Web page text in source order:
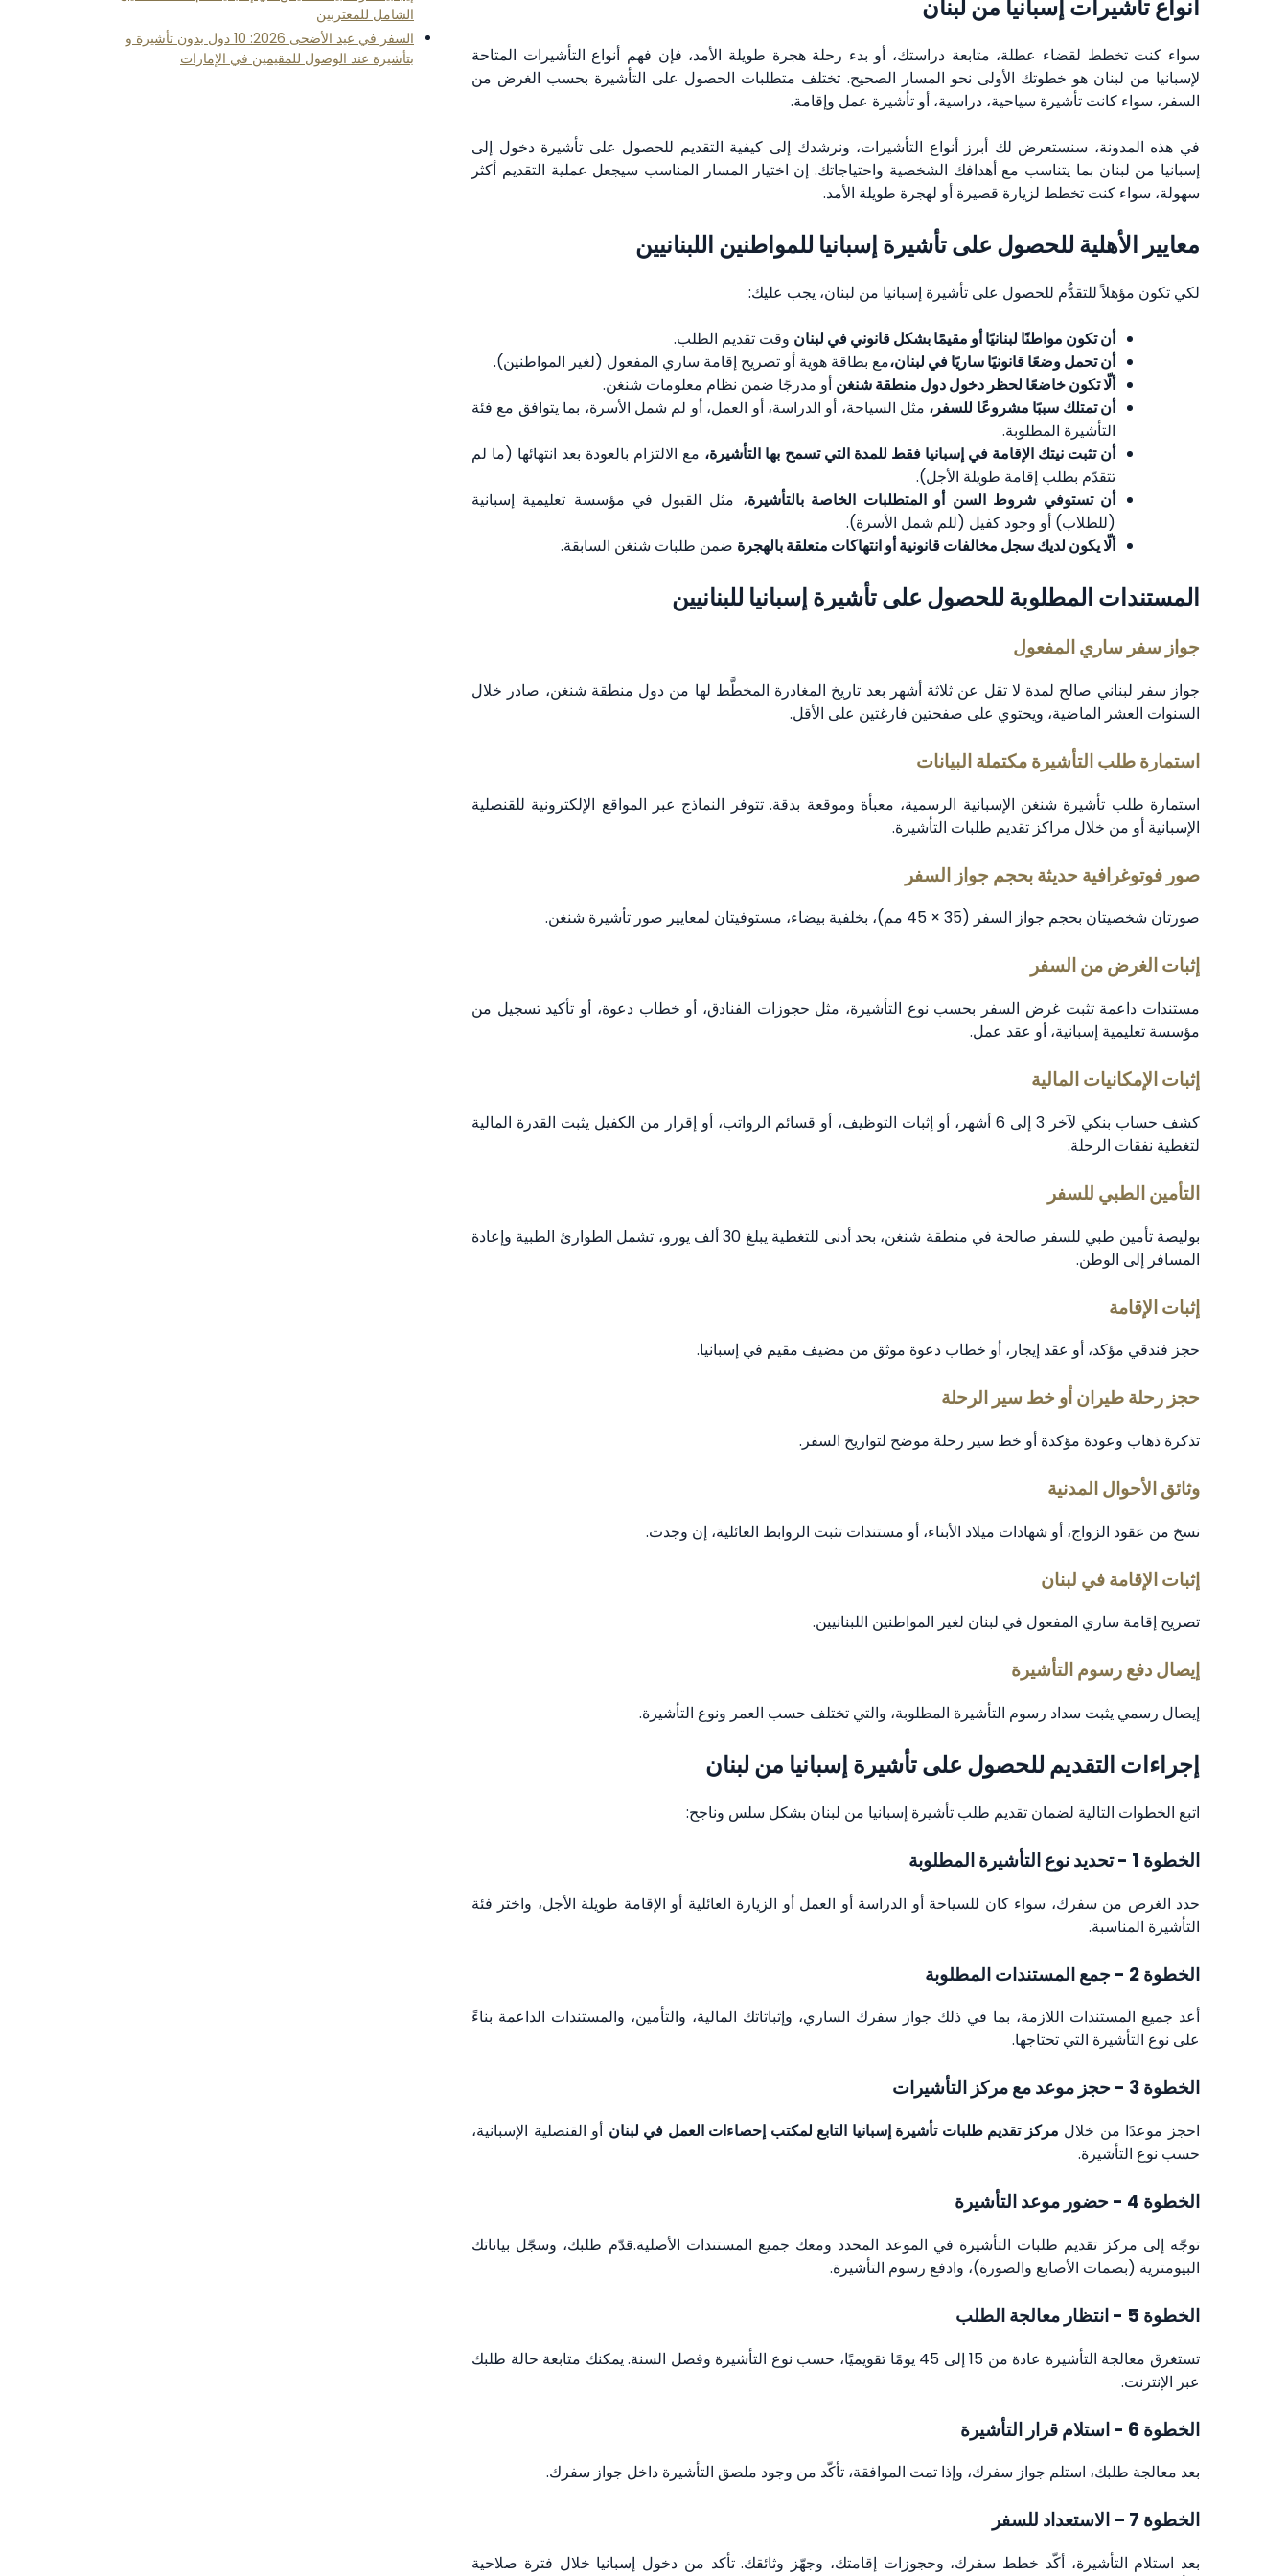
أنواع تأشيرات إسبانيا من لبنان
سواء كنت تخطط لقضاء عطلة، متابعة دراستك، أو بدء رحلة هجرة طويلة الأمد، فإن فهم أنواع التأشيرات المتاحة
لإسبانيا من لبنان هو خطوتك الأولى نحو المسار الصحيح. تختلف متطلبات الحصول على التأشيرة بحسب الغرض من
السفر، سواء كانت تأشيرة سياحية، دراسية، أو تأشيرة عمل وإقامة.
في هذه المدونة، سنستعرض لك أبرز أنواع التأشيرات، ونرشدك إلى كيفية التقديم للحصول على تأشيرة دخول إلى
إسبانيا من لبنان بما يتناسب مع أهدافك الشخصية واحتياجاتك. إن اختيار المسار المناسب سيجعل عملية التقديم أكثر
سهولة، سواء كنت تخطط لزيارة قصيرة أو لهجرة طويلة الأمد.
معايير الأهلية للحصول على تأشيرة إسبانيا للمواطنين اللبنانيين
لكي تكون مؤهلاً للتقدُّم للحصول على تأشيرة إسبانيا من لبنان، يجب عليك:
أن تكون مواطنًا لبنانيًا أو مقيمًا بشكل قانوني في لبنان وقت تقديم الطلب.
أن تحمل وضعًا قانونيًا ساريًا في لبنان،مع بطاقة هوية أو تصريح إقامة ساري المفعول (لغير المواطنين).
ألّا تكون خاضعًا لحظر دخول دول منطقة شنغن أو مدرجًا ضمن نظام معلومات شنغن.
أن تمتلك سببًا مشروعًا للسفر، مثل السياحة، أو الدراسة، أو العمل، أو لم شمل الأسرة، بما يتوافق مع فئة
التأشيرة المطلوبة.
أن تثبت نيتك الإقامة في إسبانيا فقط للمدة التي تسمح بها التأشيرة، مع الالتزام بالعودة بعد انتهائها (ما لم
تتقدّم بطلب إقامة طويلة الأجل).
أن تستوفي شروط السن أو المتطلبات الخاصة بالتأشيرة، مثل القبول في مؤسسة تعليمية إسبانية
(للطلاب) أو وجود كفيل (للم شمل الأسرة).
ألّا يكون لديك سجل مخالفات قانونية أو انتهاكات متعلقة بالهجرة ضمن طلبات شنغن السابقة.
المستندات المطلوبة للحصول على تأشيرة إسبانيا للبنانيين
جواز سفر ساري المفعول
جواز سفر لبناني صالح لمدة لا تقل عن ثلاثة أشهر بعد تاريخ المغادرة المخطَّط لها من دول منطقة شنغن، صادر خلال
السنوات العشر الماضية، ويحتوي على صفحتين فارغتين على الأقل.
استمارة طلب التأشيرة مكتملة البيانات
استمارة طلب تأشيرة شنغن الإسبانية الرسمية، معبأة وموقعة بدقة. تتوفر النماذج عبر المواقع الإلكترونية للقنصلية
الإسبانية أو من خلال مراكز تقديم طلبات التأشيرة.
صور فوتوغرافية حديثة بحجم جواز السفر
صورتان شخصيتان بحجم جواز السفر (35 × 45 مم)، بخلفية بيضاء، مستوفيتان لمعايير صور تأشيرة شنغن.
إثبات الغرض من السفر
مستندات داعمة تثبت غرض السفر بحسب نوع التأشيرة، مثل حجوزات الفنادق، أو خطاب دعوة، أو تأكيد تسجيل من
مؤسسة تعليمية إسبانية، أو عقد عمل.
إثبات الإمكانيات المالية
كشف حساب بنكي لآخر 3 إلى 6 أشهر، أو إثبات التوظيف، أو قسائم الرواتب، أو إقرار من الكفيل يثبت القدرة المالية
لتغطية نفقات الرحلة.
التأمين الطبي للسفر
بوليصة تأمين طبي للسفر صالحة في منطقة شنغن، بحد أدنى للتغطية يبلغ 30 ألف يورو، تشمل الطوارئ الطبية وإعادة
المسافر إلى الوطن.
إثبات الإقامة
حجز فندقي مؤكد، أو عقد إيجار، أو خطاب دعوة موثق من مضيف مقيم في إسبانيا.
حجز رحلة طيران أو خط سير الرحلة
تذكرة ذهاب وعودة مؤكدة أو خط سير رحلة موضح لتواريخ السفر.
وثائق الأحوال المدنية
نسخ من عقود الزواج، أو شهادات ميلاد الأبناء، أو مستندات تثبت الروابط العائلية، إن وجدت.
إثبات الإقامة في لبنان
تصريح إقامة ساري المفعول في لبنان لغير المواطنين اللبنانيين.
إيصال دفع رسوم التأشيرة
إيصال رسمي يثبت سداد رسوم التأشيرة المطلوبة، والتي تختلف حسب العمر ونوع التأشيرة.
إجراءات التقديم للحصول على تأشيرة إسبانيا من لبنان
اتبع الخطوات التالية لضمان تقديم طلب تأشيرة إسبانيا من لبنان بشكل سلس وناجح:
الخطوة 1 - تحديد نوع التأشيرة المطلوبة
حدد الغرض من سفرك، سواء كان للسياحة أو الدراسة أو العمل أو الزيارة العائلية أو الإقامة طويلة الأجل، واختر فئة
التأشيرة المناسبة.
الخطوة 2 - جمع المستندات المطلوبة
أعد جميع المستندات اللازمة، بما في ذلك جواز سفرك الساري، وإثباتاتك المالية، والتأمين، والمستندات الداعمة بناءً
على نوع التأشيرة التي تحتاجها.
الخطوة 3 - حجز موعد مع مركز التأشيرات
احجز موعدًا من خلال مركز تقديم طلبات تأشيرة إسبانيا التابع لمكتب إحصاءات العمل في لبنان أو القنصلية الإسبانية،
حسب نوع التأشيرة.
الخطوة 4 - حضور موعد التأشيرة
توجّه إلى مركز تقديم طلبات التأشيرة في الموعد المحدد ومعك جميع المستندات الأصلية.قدّم طلبك، وسجّل بياناتك
البيومترية (بصمات الأصابع والصورة)، وادفع رسوم التأشيرة.
الخطوة 5 - انتظار معالجة الطلب
تستغرق معالجة التأشيرة عادة من 15 إلى 45 يومًا تقويميًا، حسب نوع التأشيرة وفصل السنة. يمكنك متابعة حالة طلبك
عبر الإنترنت.
الخطوة 6 - استلام قرار التأشيرة
بعد معالجة طلبك، استلم جواز سفرك، وإذا تمت الموافقة، تأكّد من وجود ملصق التأشيرة داخل جواز سفرك.
الخطوة 7 – الاستعداد للسفر
بعد استلام التأشيرة، أكّد خطط سفرك، وحجوزات إقامتك، وجهّز وثائقك. تأكد من دخول إسبانيا خلال فترة صلاحية
الشامل للمغتربين
السفر في عيد الأضحى 2026: 10 دول بدون تأشيرة و
بتأشيرة عند الوصول للمقيمين في الإمارات